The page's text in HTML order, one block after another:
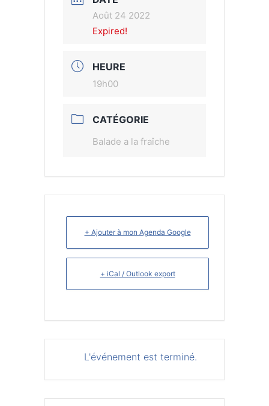
Août 24 2022
Expired!
HEURE
19h00
CATÉGORIE
Balade a la fraîche
+ Ajouter à mon Agenda Google
+ iCal / Outlook export
L'événement est terminé.